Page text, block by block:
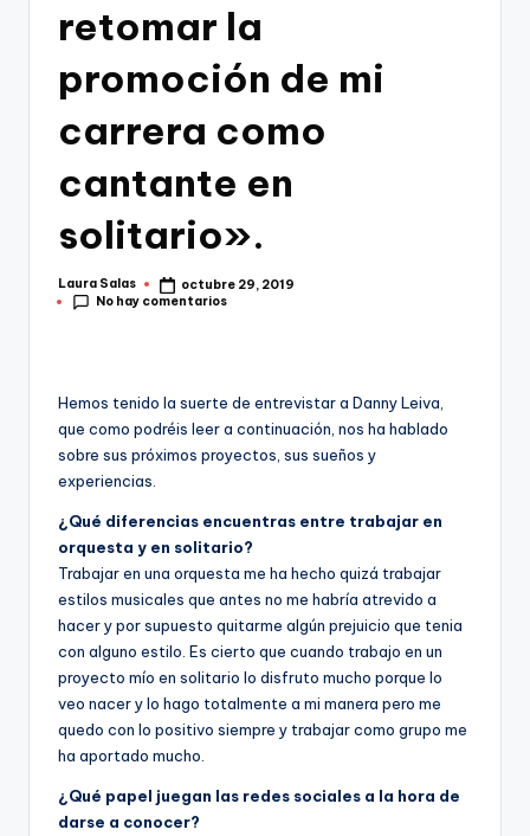
retomar la
promoción de mi
carrera como
cantante en
solitario».
Publicado
por
Laura Salas
octubre 29, 2019
No hay comentarios
Hemos tenido la suerte de entrevistar a Danny Leiva,
que como podréis leer a continuación, nos ha hablado
sobre sus próximos proyectos, sus sueños y
experiencias.
¿Qué diferencias encuentras entre trabajar en
orquesta y en solitario?
Trabajar en una orquesta me ha hecho quizá trabajar
estilos musicales que antes no me habría atrevido a
hacer y por supuesto quitarme algún prejuicio que tenia
con alguno estilo. Es cierto que cuando trabajo en un
proyecto mío en solitario lo disfruto mucho porque lo
veo nacer y lo hago totalmente a mi manera pero me
quedo con lo positivo siempre y trabajar como grupo me
ha aportado mucho.
¿Qué papel juegan las redes sociales a la hora de
darse a conocer?